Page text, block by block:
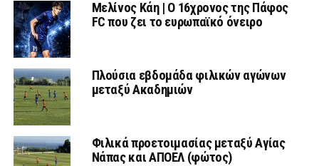
Μελίνος Κάη | Ο 16χρονος της Πάφος
FC που ζει το ευρωπαϊκό όνειρο
Πλούσια εβδομάδα φιλικών αγώνων
μεταξύ Ακαδημιών
Φιλικά προετοιμασίας μεταξύ Αγίας
Νάπας και ΑΠΟΕΛ (φώτος)